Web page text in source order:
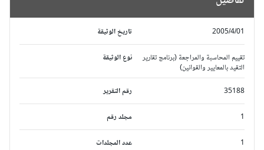
تاريخ الوثيقة 2005/4/01
نوع الوثيقة
تقييم المحاسبة والمراجعة (برنامج تقارير
التقيد بالمعايير والقوانين)
رقم التقرير
35188
مجلد رقم
عدد المجلدات